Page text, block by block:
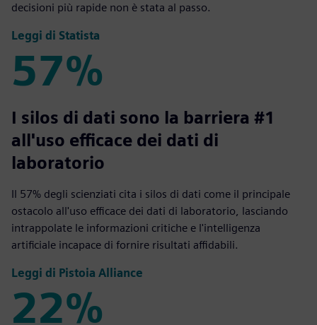
decisioni più rapide non è stata al passo.
Leggi di Statista
57%
57%
I silos di dati sono la barriera #1
all'uso efficace dei dati di
laboratorio
Il 57% degli scienziati cita i silos di dati come il principale
ostacolo all'uso efficace dei dati di laboratorio, lasciando
intrappolate le informazioni critiche e l'intelligenza
artificiale incapace di fornire risultati affidabili.
Leggi di Pistoia Alliance
22%